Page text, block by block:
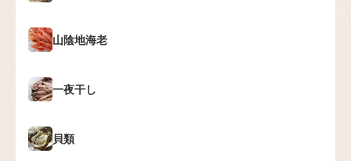
山陰地海老
一夜干し
貝類